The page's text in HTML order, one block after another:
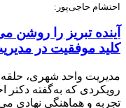
احتشام حاجی‌پور:
آینده تبریز را روشن
کلید موفقیت در
مدیریت واحد شهری، حلقه
رویکردی که به‌گفته دکتر
تجربه و هماهنگی نهادی